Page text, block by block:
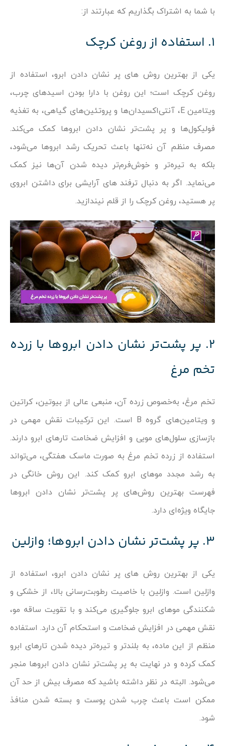
با شما به اشتراک بگذاریم که عبارتند از:
۱. استفاده از روغن کرچک
یکی از بهترین روش ‌های پر نشان دادن ابرو، استفاده از
روغن کرچک است؛ این روغن با دارا بودن اسیدهای چرب،
ویتامین E، آنتی‌اکسیدان‌ها و پروتئین‌های گیاهی، به تغذیه
فولیکول‌ها و پر پشت‌تر نشان دادن ابروها کمک می‌کند.
مصرف منظم آن نه‌تنها باعث تحریک رشد ابروها می‌شود،
بلکه به تیره‌تر و خوش‌فرم‌تر دیده شدن آن‌ها نیز کمک
می‌نماید. اگر به دنبال ترفند های آرایشی برای داشتن ابروی
پر هستید، روغن کرچک را از قلم نیندازید.
۲. پر پشت‌تر نشان دادن ابروها با زرده
تخم مرغ
تخم مرغ، به‌خصوص زرده آن، منبعی عالی از بیوتین، کراتین
و ویتامین‌های گروه B است. این ترکیبات نقش مهمی در
بازسازی سلول‌های مویی و افزایش ضخامت تارهای ابرو دارند.
استفاده از زرده تخم مرغ به صورت ماسک هفتگی، می‌تواند
به رشد مجدد موهای ابرو کمک کند. این روش خانگی در
فهرست بهترین روش‌های پر پشت‌تر نشان دادن ابروها
جایگاه ویژه‌ای دارد.
۳. پر پشت‌تر نشان دادن ابروها؛ وازلین
یکی از بهترین روش‌ های پر نشان دادن ابرو، استفاده از
وازلین است. وازلین با خاصیت رطوبت‌رسانی بالا، از خشکی و
شکنندگی موهای ابرو جلوگیری می‌کند و با تقویت ساقه مو،
نقش مهمی در افزایش ضخامت و استحکام آن دارد. استفاده
منظم از این ماده، به بلندتر و تیره‌تر دیده شدن تارهای ابرو
کمک کرده و در نهایت به پر پشت‌تر نشان دادن ابروها منجر
می‌شود. البته در نظر داشته باشید که مصرف بیش از حد آن
ممکن است باعث چرب شدن پوست و بسته شدن منافذ
شود.